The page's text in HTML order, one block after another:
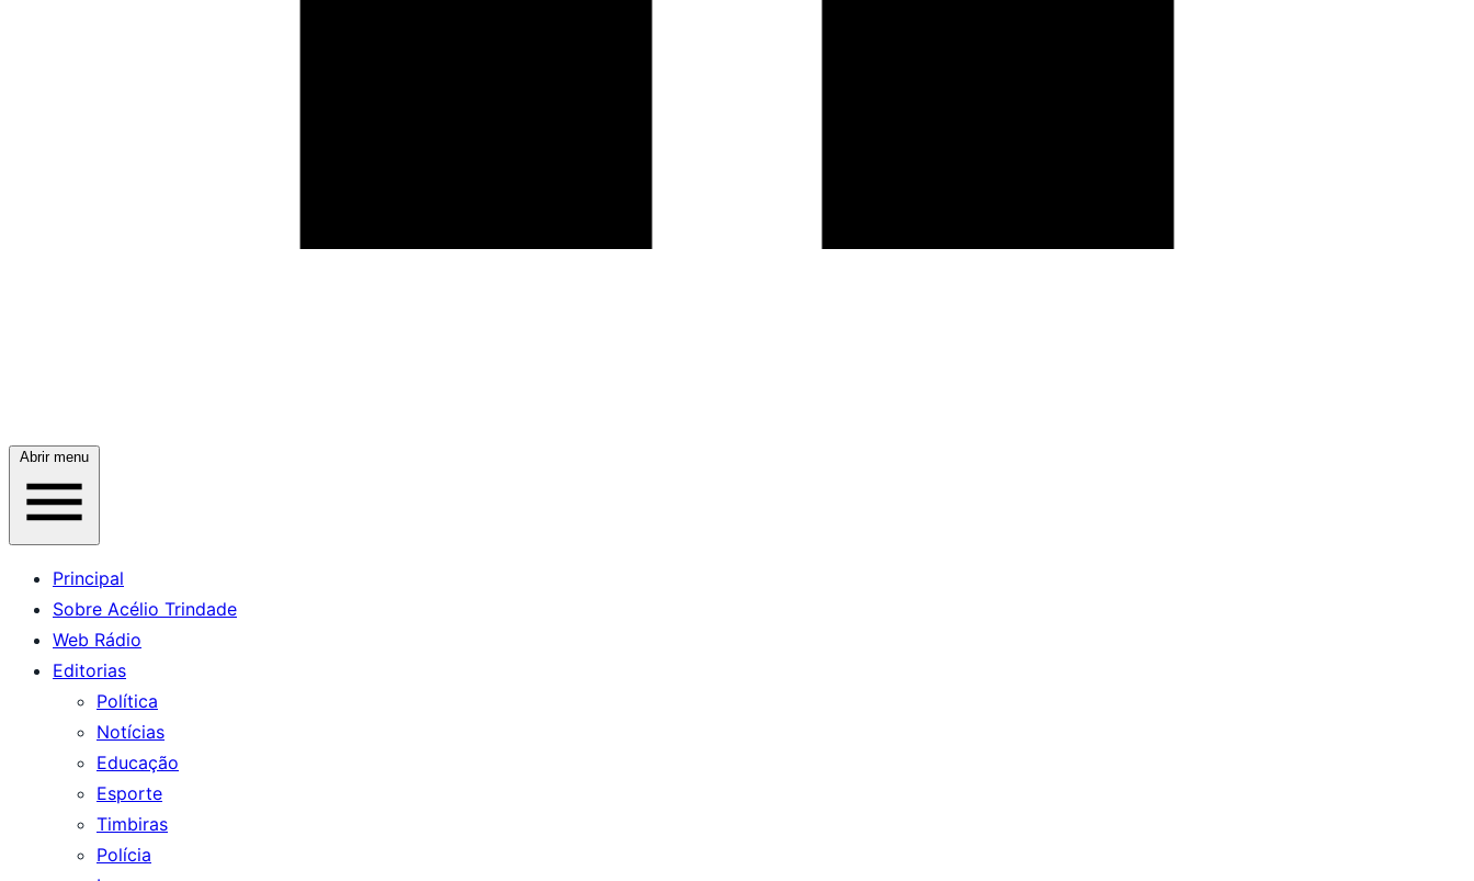
Abrir menu
Principal
Sobre Acélio Trindade
Web Rádio
Editorias
Política
Notícias
Educação
Esporte
Timbiras
Polícia